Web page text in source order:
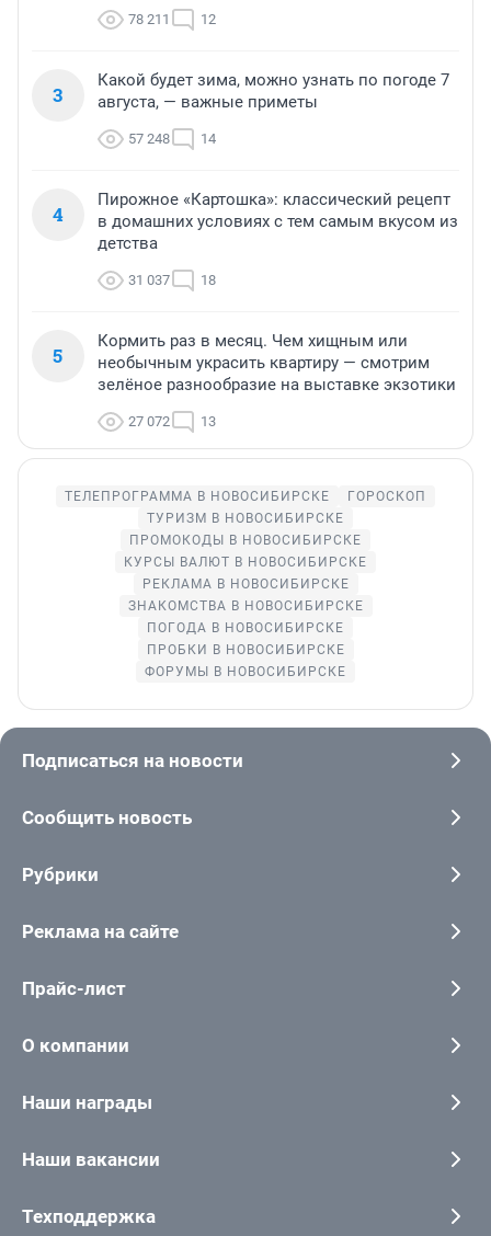
78 211 12
3
Какой будет зима, можно узнать по погоде 7
августа, — важные приметы
57 248 14
4
Пирожное «Картошка»: классический рецепт
в домашних условиях с тем самым вкусом из
детства
31 037 18
5
Кормить раз в месяц. Чем хищным или
необычным украсить квартиру — смотрим
зелёное разнообразие на выставке экзотики
27 072 13
ТЕЛЕПРОГРАММА В НОВОСИБИРСКЕ
ГОРОСКОП
ТУРИЗМ В НОВОСИБИРСКЕ
ПРОМОКОДЫ В НОВОСИБИРСКЕ
КУРСЫ ВАЛЮТ В НОВОСИБИРСКЕ
РЕКЛАМА В НОВОСИБИРСКЕ
ЗНАКОМСТВА В НОВОСИБИРСКЕ
ПОГОДА В НОВОСИБИРСКЕ
ПРОБКИ В НОВОСИБИРСКЕ
ФОРУМЫ В НОВОСИБИРСКЕ
Подписаться на новости
Сообщить новость
Рубрики
Реклама на сайте
Прайс-лист
О компании
Наши награды
Наши вакансии
Техподдержка